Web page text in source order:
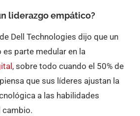
liderazgo empático?
Dell Technologies dijo que un
es parte medular en la
, sobre todo cuando el 50% de
que sus líderes ajustan la
a las habilidades
cambio.